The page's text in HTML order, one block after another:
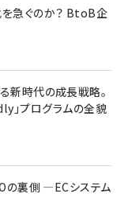
を急ぐのか？ BtoB企
新時代の成長戦略。
プログラムの全貌
の裏側 ―ECシステム